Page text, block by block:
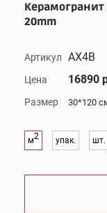
Керамогранит
20mm
Артикул AX4B
Цена 16890
Размер 30*120
м2 упак. шт.